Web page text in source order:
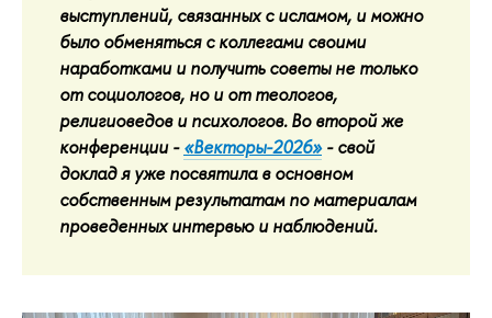
выступлений, связанных с исламом, и можно
было обменяться с коллегами своими
наработками и получить советы не только
от социологов, но и от теологов,
религиоведов и психологов. Во второй же
конференции -«Векторы-2026»- свой
доклад я уже посвятила в основном
собственным результатам по материалам
проведенных интервью и наблюдений.